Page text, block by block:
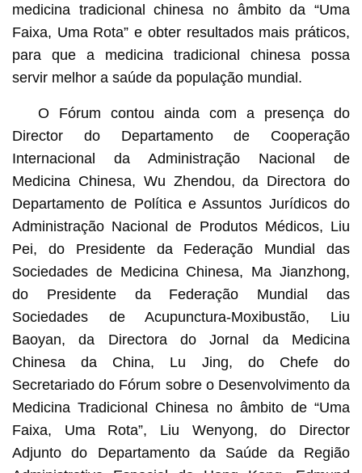
medicina tradicional chinesa no âmbito da “Uma
Faixa, Uma Rota” e obter resultados mais práticos,
para que a medicina tradicional chinesa possa
servir melhor a saúde da população mundial.
O Fórum contou ainda com a presença do
Director do Departamento de Cooperação
Internacional da Administração Nacional de
Medicina Chinesa, Wu Zhendou, da Directora do
Departamento de Política e Assuntos Jurídicos do
Administração Nacional de Produtos Médicos, Liu
Pei, do Presidente da Federação Mundial das
Sociedades de Medicina Chinesa, Ma Jianzhong,
do Presidente da Federação Mundial das
Sociedades de Acupunctura-Moxibustão, Liu
Baoyan, da Directora do Jornal da Medicina
Chinesa da China, Lu Jing, do Chefe do
Secretariado do Fórum sobre o Desenvolvimento da
Medicina Tradicional Chinesa no âmbito de “Uma
Faixa, Uma Rota”, Liu Wenyong, do Director
Adjunto do Departamento da Saúde da Região